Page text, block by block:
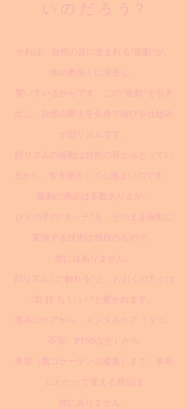
い の だ ろ う？
それは、自然の音に含まれる"振動"が、
体の奥深くに浸透し、
響いているからです。この”振動”を引き
出し、自然の響きを全身で浴びる仕組み
が顔リズムです。
顔リズムの振動は自然の音からとってい
るから、生き物として心地よいのです。
振動の商品は多数ありまが、
ひとの手の”タッチ”を、そのまま振動に
変換する技術は独自のもので、
他にはありません。
顔リズム に“触れる”と、おおくの方々は
”気 持 ち い い ”と驚かれます。
痛みのケアから、メンタルケア（うつ、
不安、PTSDなど）から
美容（肌コラーゲンの凝集）まで、多岐
にわたって使える商品は
他にありません。